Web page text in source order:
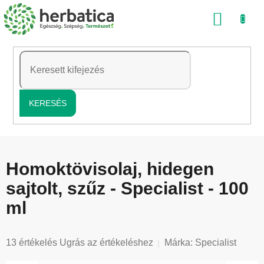
Ugrás
a
tartalomhoz
KERESÉS
Homoktövisolaj, hidegen
sajtolt, szűz - Specialist - 100
ml
A
13 értékelés Ugrás az értékeléshez Márka: Specialist